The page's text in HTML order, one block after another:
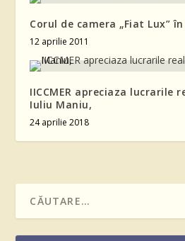
Corul de camera „Fiat Lux”
12 aprilie 2011
IICCMER apreciaza lucrarile
Iuliu Maniu,
24 aprilie 2018